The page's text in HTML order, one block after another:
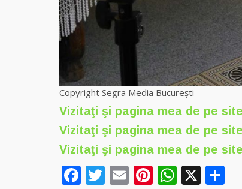
Copyright Segra Media București
Vizitaţi şi pagina mea de pe
Vizitaţi şi pagina mea de pe
Vizitaţi şi pagina mea de pe
Facebook
Twitter
EmailPinterest
X